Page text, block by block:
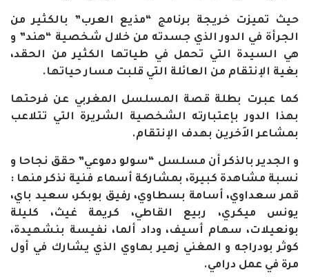
حيث تميزت خريجة برنامج “مذيع العرب” بالكثير من
الجرأة في الدور الذي جسدته من خلال شخصية “هند” و
هي السيدة التي تحمل في طياتها الكثير من الحقد،
بغية الإنتقام من العائلة التي قلبت مسار حياتها.
كما عبرت بطلة قصة المسلسل المغربي عن فرحتها
بهذا الدور بإعتبارته الشخصية الشريرة التي تتلاعب
بمشاعر الاَخرين بهدف الإنتقام.
و الجدير بالذكر أن مسلسل “سولو دموعي” حقق نجاحا و
نسبة مشاهدة كبيرة، بمشاركة أسماء فنية نذكر منها :
قمر سعداوي، أسامة بسطاوي، رفيق بوبكر، سعيد باي،
يونس ميكري، ربيع القاطي، كريمة غيث، كليلة
بونعيلات، سهام أسيف، وداد ألما، نفيسة بنشهيدة،
كوثر بودراجه و المغني زهير بهاوي الذي يشارك في أول
مرة في عمل درامي.